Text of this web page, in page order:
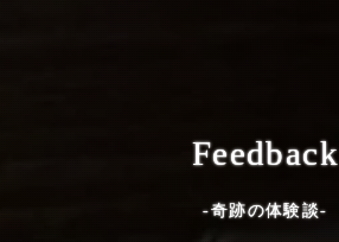
Feedback
-奇跡の体験談-